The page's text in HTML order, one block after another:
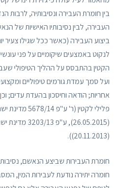
בין חומרת העבירה ונסיבותיה, לרבות
העבירה, לבין נסיבותיו האישיות של
ביצוע העבירה (כאשר ככל שגילו צעיר
לנקוט באמצעים שיקומיים על פני
הקטין בהתבסס על ההליך הטיפולי
ועל סמך עמדת גורמים טיפוליים
אחריות; הודאה וחיסכון בהעדת עדים;
(26.05.2015), ע"פ
(20.11.2013)).
חומרת העבירות שביצע הנאשם, נסיבות
חומרה יתירה נודעת לעבירות המין,